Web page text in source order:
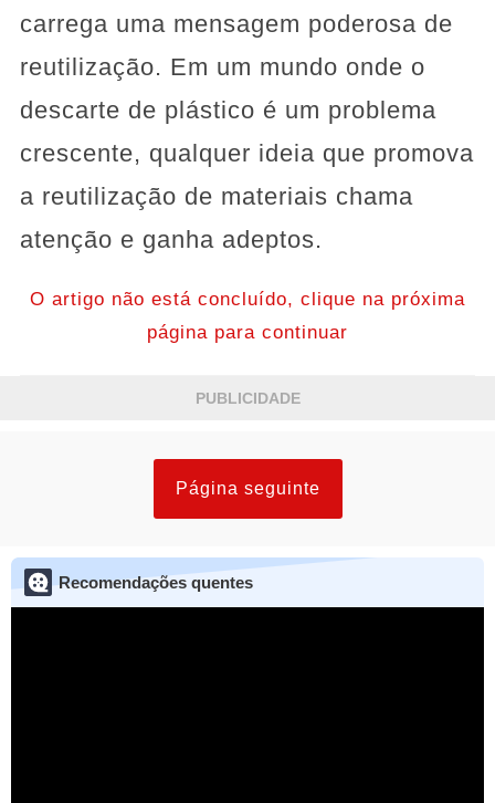
carrega uma mensagem poderosa de
reutilização. Em um mundo onde o
descarte de plástico é um problema
crescente, qualquer ideia que promova
a reutilização de materiais chama
atenção e ganha adeptos.
O artigo não está concluído, clique na próxima
página para continuar
PUBLICIDADE
Página seguinte
Recomendações quentes